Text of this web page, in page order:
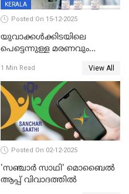
KERALA
Posted On 15-12-2025
യുവാക്കൾക്കിടയിലെ
പെട്ടെന്നുള്ള മരണവും
എയിംസ് നടത്തിയ പഠനം
പുറത്ത്; ഐസിഎംആർ
റിപ്പോർട്ട്
1 Min Read View All
Posted On 02-12-2025
'സഞ്ചാർ സാഥി' മൊബൈല്‍
ആപ്പ് വിവാദത്തില്‍